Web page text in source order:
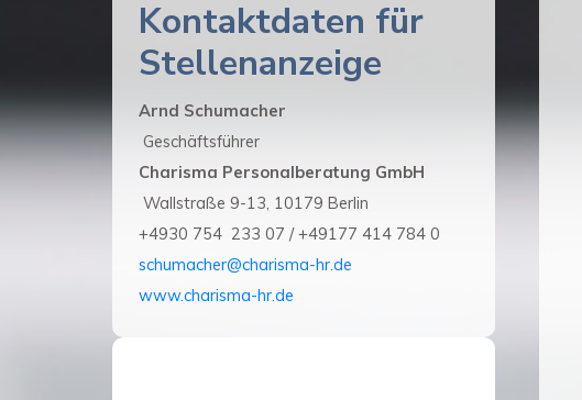
Kontaktdaten für
Stellenanzeige
Arnd Schumacher
Geschäftsführer
Charisma Personalberatung GmbH
Wallstraße 9-13, 10179 Berlin
+4930 754 233 07 / +49177 414 784 0
schumacher@charisma-hr.de
www.charisma-hr.de